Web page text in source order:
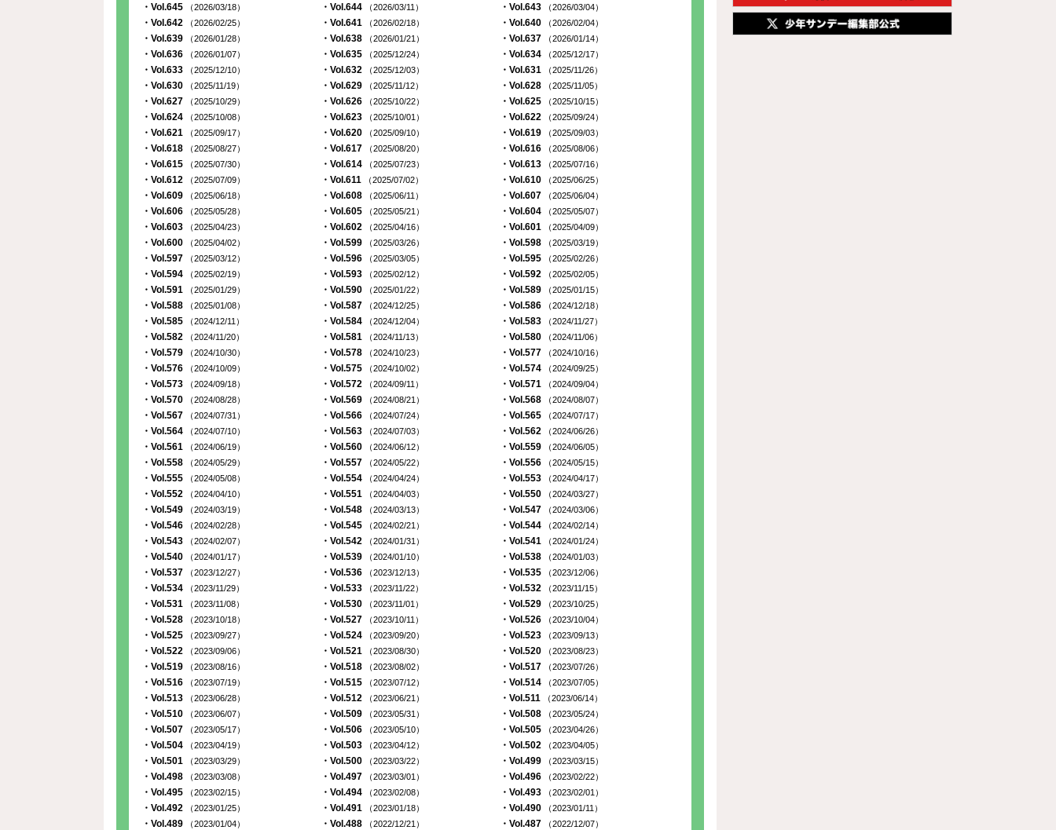
・Vol.645 （2026/03/18） ・Vol.644 （2026/03/11） ・Vol.643 （2026/03/04）
・Vol.642 （2026/02/25） ・Vol.641 （2026/02/18） ・Vol.640 （2026/02/04）
・Vol.639 （2026/01/28） ・Vol.638 （2026/01/21） ・Vol.637 （2026/01/14）
・Vol.636 （2026/01/07） ・Vol.635 （2025/12/24） ・Vol.634 （2025/12/17）
・Vol.633 （2025/12/10） ・Vol.632 （2025/12/03） ・Vol.631 （2025/11/26）
・Vol.630 （2025/11/19） ・Vol.629 （2025/11/12） ・Vol.628 （2025/11/05）
・Vol.627 （2025/10/29） ・Vol.626 （2025/10/22） ・Vol.625 （2025/10/15）
・Vol.624 （2025/10/08） ・Vol.623 （2025/10/01） ・Vol.622 （2025/09/24）
・Vol.621 （2025/09/17） ・Vol.620 （2025/09/10） ・Vol.619 （2025/09/03）
・Vol.618 （2025/08/27） ・Vol.617 （2025/08/20） ・Vol.616 （2025/08/06）
・Vol.615 （2025/07/30） ・Vol.614 （2025/07/23） ・Vol.613 （2025/07/16）
・Vol.612 （2025/07/09） ・Vol.611 （2025/07/02） ・Vol.610 （2025/06/25）
・Vol.609 （2025/06/18） ・Vol.608 （2025/06/11） ・Vol.607 （2025/06/04）
・Vol.606 （2025/05/28） ・Vol.605 （2025/05/21） ・Vol.604 （2025/05/07）
・Vol.603 （2025/04/23） ・Vol.602 （2025/04/16） ・Vol.601 （2025/04/09）
・Vol.600 （2025/04/02） ・Vol.599 （2025/03/26） ・Vol.598 （2025/03/19）
・Vol.597 （2025/03/12） ・Vol.596 （2025/03/05） ・Vol.595 （2025/02/26）
・Vol.594 （2025/02/19） ・Vol.593 （2025/02/12） ・Vol.592 （2025/02/05）
・Vol.591 （2025/01/29） ・Vol.590 （2025/01/22） ・Vol.589 （2025/01/15）
・Vol.588 （2025/01/08） ・Vol.587 （2024/12/25） ・Vol.586 （2024/12/18）
・Vol.585 （2024/12/11） ・Vol.584 （2024/12/04） ・Vol.583 （2024/11/27）
・Vol.582 （2024/11/20） ・Vol.581 （2024/11/13） ・Vol.580 （2024/11/06）
・Vol.579 （2024/10/30） ・Vol.578 （2024/10/23） ・Vol.577 （2024/10/16）
・Vol.576 （2024/10/09） ・Vol.575 （2024/10/02） ・Vol.574 （2024/09/25）
・Vol.573 （2024/09/18） ・Vol.572 （2024/09/11） ・Vol.571 （2024/09/04）
・Vol.570 （2024/08/28） ・Vol.569 （2024/08/21） ・Vol.568 （2024/08/07）
・Vol.567 （2024/07/31） ・Vol.566 （2024/07/24） ・Vol.565 （2024/07/17）
・Vol.564 （2024/07/10） ・Vol.563 （2024/07/03） ・Vol.562 （2024/06/26）
・Vol.561 （2024/06/19） ・Vol.560 （2024/06/12） ・Vol.559 （2024/06/05）
・Vol.558 （2024/05/29） ・Vol.557 （2024/05/22） ・Vol.556 （2024/05/15）
・Vol.555 （2024/05/08） ・Vol.554 （2024/04/24） ・Vol.553 （2024/04/17）
・Vol.552 （2024/04/10） ・Vol.551 （2024/04/03） ・Vol.550 （2024/03/27）
・Vol.549 （2024/03/19） ・Vol.548 （2024/03/13） ・Vol.547 （2024/03/06）
・Vol.546 （2024/02/28） ・Vol.545 （2024/02/21） ・Vol.544 （2024/02/14）
・Vol.543 （2024/02/07） ・Vol.542 （2024/01/31） ・Vol.541 （2024/01/24）
・Vol.540 （2024/01/17） ・Vol.539 （2024/01/10） ・Vol.538 （2024/01/03）
・Vol.537 （2023/12/27） ・Vol.536 （2023/12/13） ・Vol.535 （2023/12/06）
・Vol.534 （2023/11/29） ・Vol.533 （2023/11/22） ・Vol.532 （2023/11/15）
・Vol.531 （2023/11/08） ・Vol.530 （2023/11/01） ・Vol.529 （2023/10/25）
・Vol.528 （2023/10/18） ・Vol.527 （2023/10/11） ・Vol.526 （2023/10/04）
・Vol.525 （2023/09/27） ・Vol.524 （2023/09/20） ・Vol.523 （2023/09/13）
・Vol.522 （2023/09/06） ・Vol.521 （2023/08/30） ・Vol.520 （2023/08/23）
・Vol.519 （2023/08/16） ・Vol.518 （2023/08/02） ・Vol.517 （2023/07/26）
・Vol.516 （2023/07/19） ・Vol.515 （2023/07/12） ・Vol.514 （2023/07/05）
・Vol.513 （2023/06/28） ・Vol.512 （2023/06/21） ・Vol.511 （2023/06/14）
・Vol.510 （2023/06/07） ・Vol.509 （2023/05/31） ・Vol.508 （2023/05/24）
・Vol.507 （2023/05/17） ・Vol.506 （2023/05/10） ・Vol.505 （2023/04/26）
・Vol.504 （2023/04/19） ・Vol.503 （2023/04/12） ・Vol.502 （2023/04/05）
・Vol.501 （2023/03/29） ・Vol.500 （2023/03/22） ・Vol.499 （2023/03/15）
・Vol.498 （2023/03/08） ・Vol.497 （2023/03/01） ・Vol.496 （2023/02/22）
・Vol.495 （2023/02/15） ・Vol.494 （2023/02/08） ・Vol.493 （2023/02/01）
・Vol.492 （2023/01/25） ・Vol.491 （2023/01/18） ・Vol.490 （2023/01/11）
・Vol.489 （2023/01/04） ・Vol.488 （2022/12/21） ・Vol.487 （2022/12/07）